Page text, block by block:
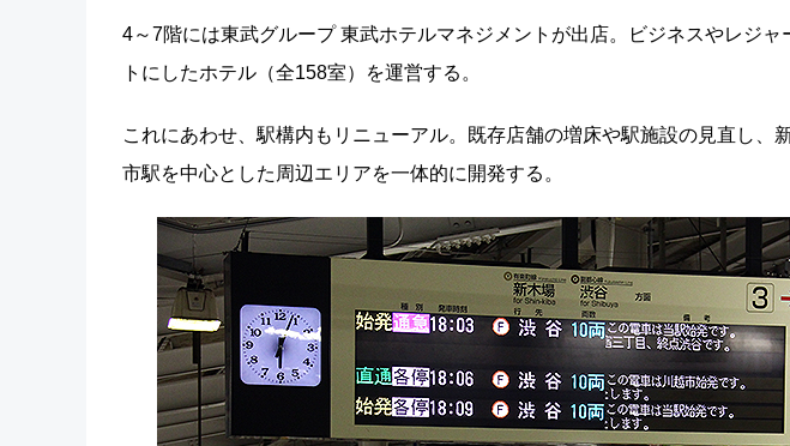
4～7階には東武グループ 東武ホテルマネジメントが出店。ビジネスやレジ
トにしたホテル（全158室）を運営する。
これにあわせ、駅構内もリニューアル。既存店舗の増床や駅施設の見直し、
市駅を中心とした周辺エリアを一体的に開発する。